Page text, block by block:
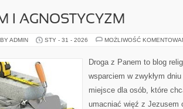
I AGNOSTYCYZM
ADMIN STY - 31 - 2026 MOŻLIWOŚĆ
Droga z Panem to blog
wsparciem w zwykłym
miejsce dla osób, które
umacniać więź z Jezusem